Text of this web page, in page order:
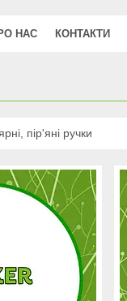
НАС КОНТАКТИ
пір'яні ручки